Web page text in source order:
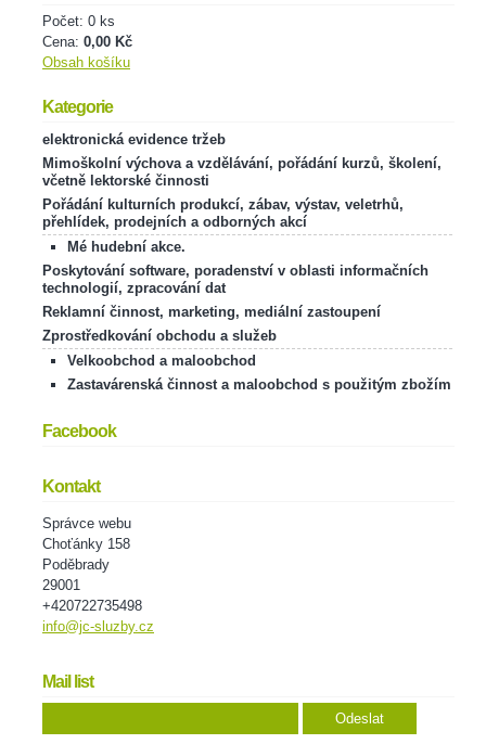
Počet: 0 ks
Cena: 0,00 Kč
Obsah košíku
Kategorie
elektronická evidence tržeb
Mimoškolní výchova a vzdělávání, pořádání kurzů, školení,
včetně lektorské činnosti
Pořádání kulturních produkcí, zábav, výstav, veletrhů,
přehlídek, prodejních a odborných akcí
Mé hudební akce.
Poskytování software, poradenství v oblasti informačních
technologií, zpracování dat
Reklamní činnost, marketing, mediální zastoupení
Zprostředkování obchodu a služeb
Velkoobchod a maloobchod
Zastavárenská činnost a maloobchod s použitým zbožím
Facebook
Kontakt
Správce webu
Choťánky 158
Poděbrady
29001
+420722735498
info@jc-sluzby.cz
Mail list